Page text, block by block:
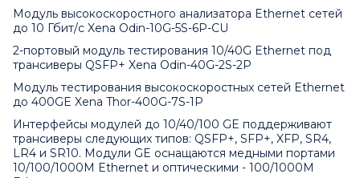
Модуль высокоскоростного анализатора Ethernet сетей
до 10 Гбит/c Xena Odin-10G-5S-6P-CU
2-портовый модуль тестирования 10/40G Ethernet под
трансиверы QSFP+ Xena Odin-40G-2S-2P
Модуль тестирования высокоскоростных сетей Ethernet
до 400GE Xena Thor-400G-7S-1P
Интерфейсы модулей до 10/40/100 GE поддерживают
трансиверы следующих типов: QSFP+, SFP+, XFP, SR4,
LR4 и SR10. Модули GE оснащаются медными портами
10/100/1000M Ethernet и оптическими - 100/1000M